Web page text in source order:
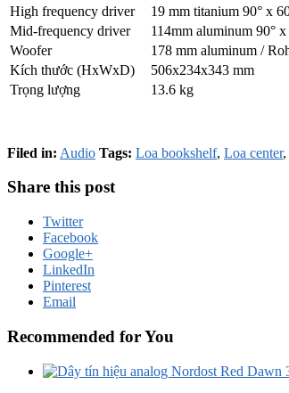
High frequency driver
19 mm titanium 90° x
Mid-frequency driver
114mm aluminum 90°
Woofer
178 mm aluminum /
Kích thước (HxWxD)
506x234x343 mm
Trọng lượng
13.6 kg
Filed in: Audio Tags: Loa bookshelf, Loa center,
Share this post
Twitter
Facebook
Google+
LinkedIn
Pinterest
Email
Recommended for You